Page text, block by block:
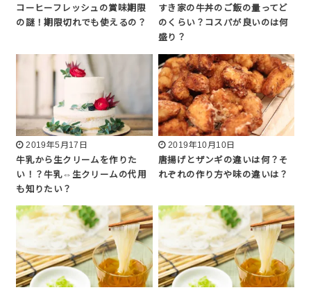
コーヒーフレッシュの賞味期限
の謎！期限切れでも使えるの？
すき家の牛丼のご飯の量ってど
のくらい？コスパが良いのは何
盛り？
2019年5月17日
牛乳から生クリームを作りた
い！？牛乳⇔生クリームの代用
も知りたい？
2019年10月10日
唐揚げとザンギの違いは何？そ
れぞれの作り方や味の違いは？